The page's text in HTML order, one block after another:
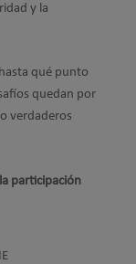
y la
qué punto
quedan por
verdaderos
participación